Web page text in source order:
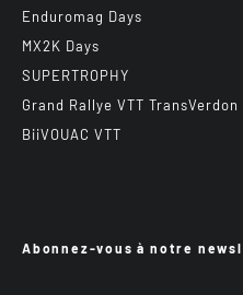
Enduromag Days
MX2K Days
SUPERTROPHY
Grand Rallye VTT TransVerdon
BiiVOUAC VTT
Abonnez-vous à notre